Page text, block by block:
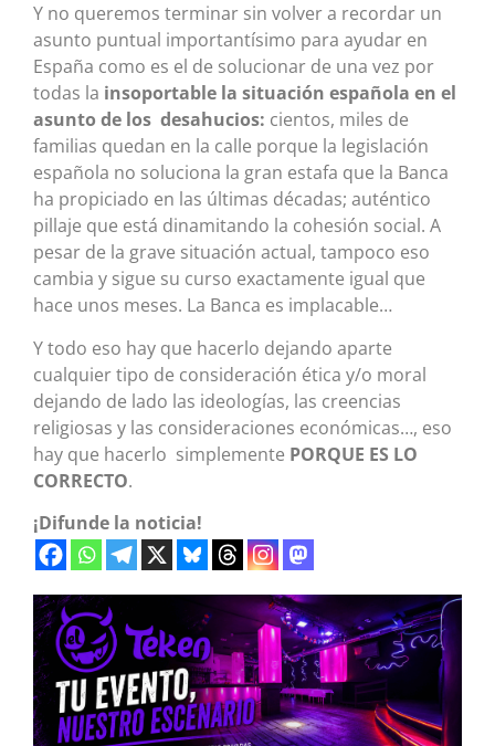
Y no queremos terminar sin volver a recordar un
asunto puntual importantísimo para ayudar en
España como es el de solucionar de una vez por
todas la insoportable la situación española en el
asunto de los desahucios: cientos, miles de
familias quedan en la calle porque la legislación
española no soluciona la gran estafa que la Banca
ha propiciado en las últimas décadas; auténtico
pillaje que está dinamitando la cohesión social. A
pesar de la grave situación actual, tampoco eso
cambia y sigue su curso exactamente igual que
hace unos meses. La Banca es implacable…
Y todo eso hay que hacerlo dejando aparte
cualquier tipo de consideración ética y/o moral
dejando de lado las ideologías, las creencias
religiosas y las consideraciones económicas…, eso
hay que hacerlo simplemente PORQUE ES LO
CORRECTO.
¡Difunde la noticia!